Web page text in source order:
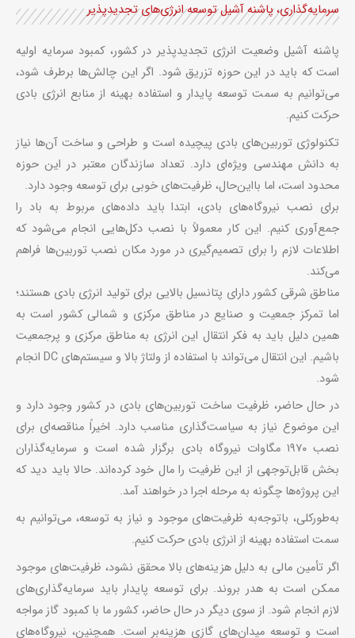
سرمایه‌گذاری، پاشنه آشیل توسعه انرژی‌های تجدیدپذیر
پاشنه آشیل وضعیت انرژی تجدیدپذیر در کشور، کمبود سرمایه اولیه
است که باید در این حوزه تزریق شود. اگر این چالش‌ها برطرف شود،
می‌توانیم به سمت توسعه پایدار و استفاده بهینه از منابع انرژی بادی
حرکت کنیم.
تکنولوژی توربین‌های بادی پیچیده است و طراحی و ساخت آن‌ها نیاز
به دانش مهندسی ویژه‌ای دارد. تعداد سازندگان معتبر در این حوزه
محدود است، اما بااین‌حال، ظرفیت‌های خوبی برای توسعه وجود دارد.
برای نصب نیروگاه‌های بادی، ابتدا باید داده‌های مربوط به باد را
جمع‌آوری کنیم. این کار معمولاً با نصب دکل‌هایی انجام می‌شود که
اطلاعات لازم را برای تصمیم‌گیری در مورد مکان نصب توربین‌ها فراهم
می‌کند.
مناطق شرقی کشور دارای پتانسیل بالایی برای تولید انرژی بادی هستند؛
اما تمرکز جمعیت و صنایع در مناطق مرکزی و شمالی کشور است به
همین دلیل باید به فکر انتقال این انرژی به مناطق مرکزی و پرجمعیت
باشیم. این انتقال می‌تواند با استفاده از ولتاژ بالا و سیستم‌های DC انجام
شود.
در حال حاضر، ظرفیت ساخت توربین‌های بادی در کشور وجود دارد و
این موضوع نیاز به سیاست‌گذاری مناسب دارد. اخیراً مناقصه‌ای برای
نصب ۱۹۷۰ مگاوات نیروگاه بادی برگزار شده است و سرمایه‌گذاران
بخش قابل‌توجهی از این ظرفیت را مال خود کرده‌اند. حالا باید دید که
این پروژه‌ها چگونه به مرحله اجرا در خواهند آمد.
به‌طورکلی، باتوجه‌به ظرفیت‌های موجود و نیاز به توسعه، می‌توانیم به
سمت استفاده بهینه از انرژی بادی حرکت کنیم.
اگر تأمین مالی به دلیل هزینه‌های بالا محقق نشود، ظرفیت‌های موجود
ممکن است به هدر بروند. برای توسعه پایدار باید سرمایه‌گذاری‌های
لازم انجام شود. از سوی دیگر در حال حاضر، کشور ما با کمبود گاز مواجه
است و توسعه میدان‌های گازی هزینه‌بر است. همچنین، نیروگاه‌های